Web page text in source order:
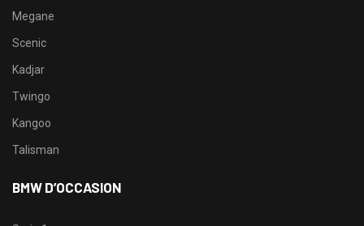
Megane
Scenic
Kadjar
Twingo
Kangoo
Talisman
BMW D’OCCASION